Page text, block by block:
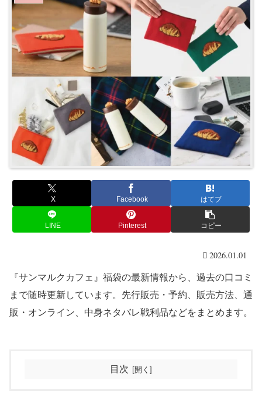
X Facebook はてブ
LINE Pinterest コピー
2026.01.01
『サンマルクカフェ』福袋の最新情報から、過去の口コミ
まで随時更新しています。先行販売・予約、販売方法、通
販・オンライン、中身ネタバレ戦利品などをまとめます。
目次